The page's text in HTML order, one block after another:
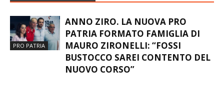
PRO PATRIA
ANNO ZIRO. LA NUOVA PRO
PATRIA FORMATO FAMIGLIA DI
MAURO ZIRONELLI: “FOSSI
BUSTOCCO SAREI CONTENTO DEL
NUOVO CORSO”